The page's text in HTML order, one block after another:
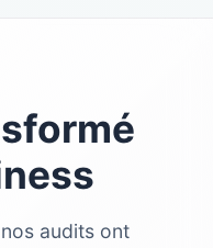
audits ont